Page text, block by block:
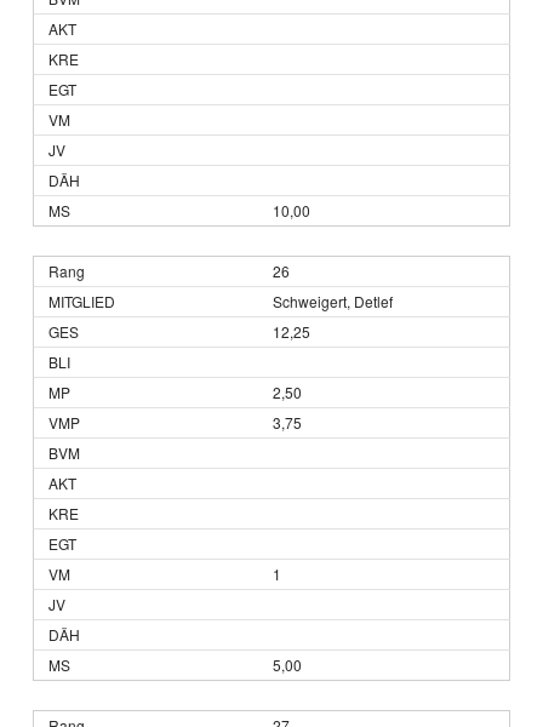
10,00
26
Schweigert, Detlef
12,25
2,50
3,75
1
5,00